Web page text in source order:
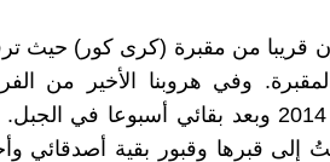
قريبا من مقبرة (كرى كور) حيث
وفي هروبنا الأخير من
والسبعون في الثالث من آب عام 2014 وبعد بقائي أسبوعا
إلى قبرها وقبور بقية أصدقائي